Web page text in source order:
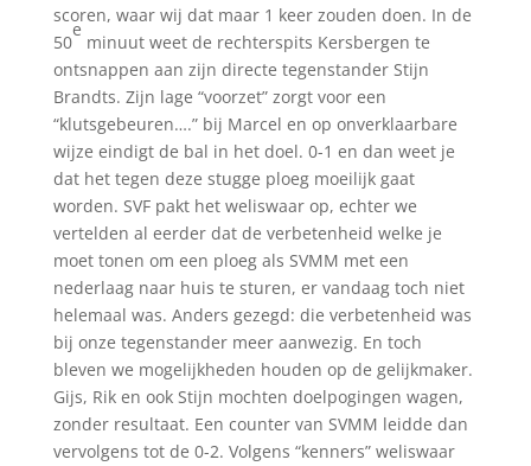
scoren, waar wij dat maar 1 keer zouden doen. In de
50
e
minuut weet de rechterspits Kersbergen te
ontsnappen aan zijn directe tegenstander Stijn
Brandts. Zijn lage “voorzet” zorgt voor een
“klutsgebeuren….” bij Marcel en op onverklaarbare
wijze eindigt de bal in het doel. 0-1 en dan weet je
dat het tegen deze stugge ploeg moeilijk gaat
worden. SVF pakt het weliswaar op, echter we
vertelden al eerder dat de verbetenheid welke je
moet tonen om een ploeg als SVMM met een
nederlaag naar huis te sturen, er vandaag toch niet
helemaal was. Anders gezegd: die verbetenheid was
bij onze tegenstander meer aanwezig. En toch
bleven we mogelijkheden houden op de gelijkmaker.
Gijs, Rik en ook Stijn mochten doelpogingen wagen,
zonder resultaat. Een counter van SVMM leidde dan
vervolgens tot de 0-2. Volgens “kenners” weliswaar